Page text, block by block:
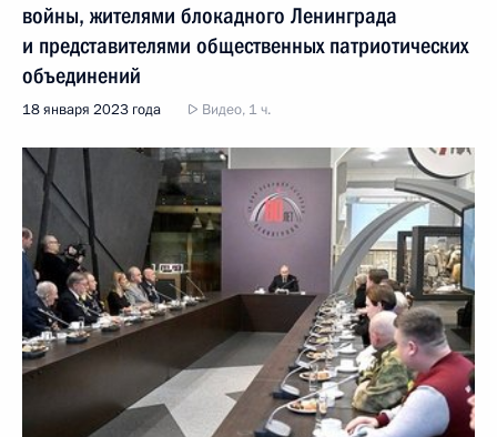
войны, жителями блокадного Ленинграда
и представителями общественных патриотических
объединений
18 января 2023 года Видео, 1 ч.